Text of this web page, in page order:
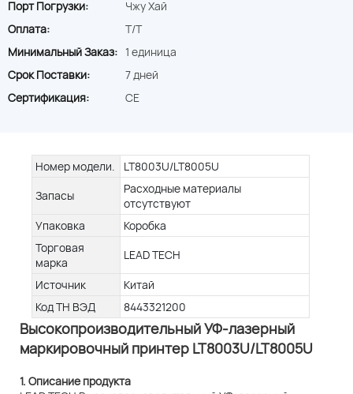
Порт Погрузки:
Чжу Хай
Оплата:
T/T
Минимальный Заказ: 1 единица
Срок Поставки:
7 дней
Сертификация:
CE
Номер модели.
LT8003U/LT8005U
Запасы
Расходные материалы
отсутствуют
Упаковка
Коробка
Торговая
марка
LEAD TECH
Источник
Китай
Код ТН ВЭД
8443321200
Высокопроизводительный УФ-лазерный
маркировочный принтер LT8003U/LT8005U
1. Описание продукта